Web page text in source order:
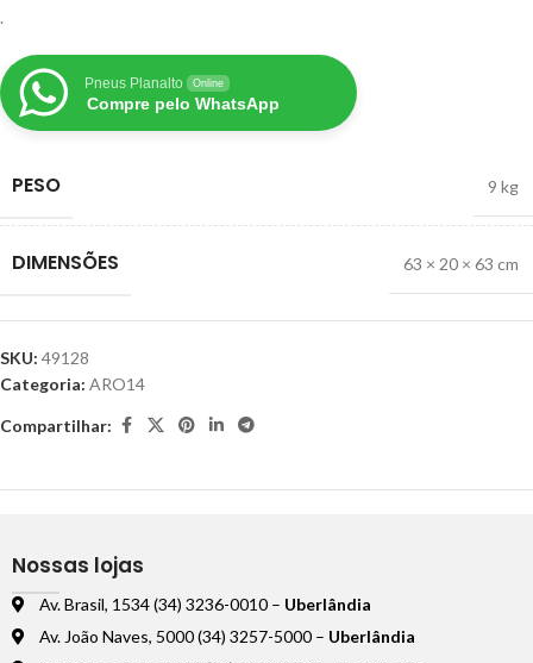
.
Pneus Planalto Online
Compre pelo WhatsApp
PESO 9 kg
DIMENSÕES 63 × 20 × 63 cm
SKU: 49128
Categoria: ARO14
Compartilhar:
Nossas lojas
Av. Brasil, 1534 (34) 3236-0010 – Uberlândia
Av. João Naves, 5000 (34) 3257-5000 – Uberlândia